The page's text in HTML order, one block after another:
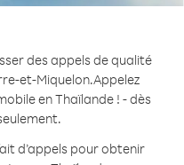
des appels de qualité
et-Miquelon.Appelez
en Thaïlande ! - dès
d’appels pour obtenir